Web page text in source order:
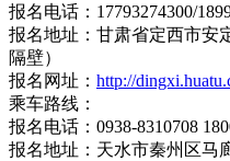
报名电话：17793274300/
报名地址：甘肃省定西市安
隔壁）
报名网址： http://
乘车路线：
报名电话：0938-8310708
报名地址：天水市秦州区马